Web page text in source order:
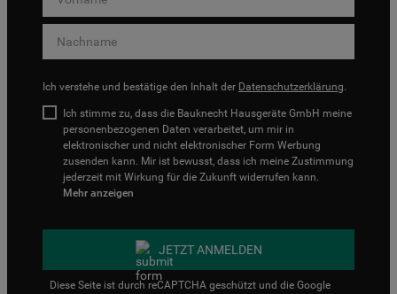
Ich verstehe und bestätige den Inhalt der Datenschutzerklärung.
Ich stimme zu, dass die Bauknecht Hausgeräte GmbH meine
personenbezogenen Daten verarbeitet, um mir in
elektronischer und nicht elektronischer Form Werbung
zusenden kann. Mir ist bewusst, dass ich meine Zustimmung
jederzeit mit Wirkung für die Zukunft widerrufen kann.
Mehr anzeigen
JETZT ANMELDEN
Diese Seite ist durch reCAPTCHA geschützt und die Google